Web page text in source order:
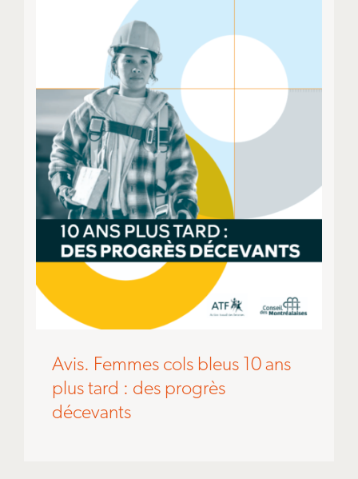
Avis. Femmes cols bleus 10 ans
plus tard : des progrès
décevants